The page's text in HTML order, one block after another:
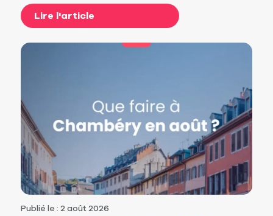
Lire l'article
Publié le : 2 août 2026